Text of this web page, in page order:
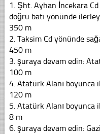
1. Şht. Ayhan İncekara
doğru batı yönünde
350 m
2. Taksim Cd yönünde
450 m
3. şuraya devam edin:
100 m
4. Atatürk Alanı boyunca
120 m
5. Atatürk Alanı boyunca
8 m
6. şuraya devam edin: